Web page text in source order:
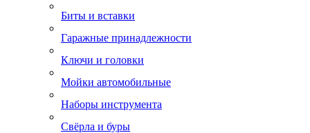
Биты и вставки
Гаражные принадлежности
Ключи и головки
Мойки автомобильные
Наборы инструмента
Свёрла и буры